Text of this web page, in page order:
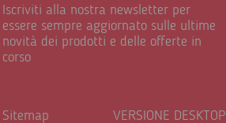
Iscriviti alla nostra newsletter per
essere sempre aggiornato sulle ultime
novità dei prodotti e delle offerte in
corso
Sitemap VERSIONE DESKTOP